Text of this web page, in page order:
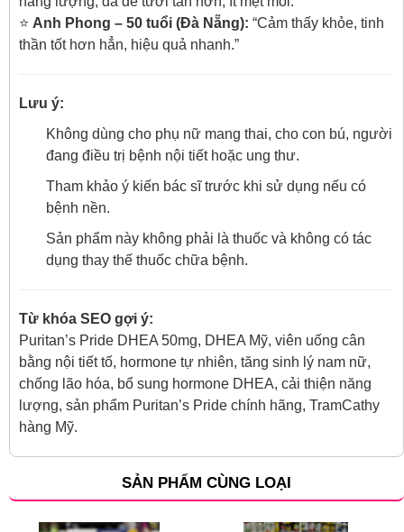
⭐ Anh Phong – 50 tuổi (Đà Nẵng): “Cảm thấy khỏe, tinh
thần tốt hơn hẳn, hiệu quả nhanh.”
Lưu ý:
Không dùng cho phụ nữ mang thai, cho con bú, người
đang điều trị bệnh nội tiết hoặc ung thư.
Tham khảo ý kiến bác sĩ trước khi sử dụng nếu có
bệnh nền.
Sản phẩm này không phải là thuốc và không có tác
dụng thay thế thuốc chữa bệnh.
Từ khóa SEO gợi ý:
Puritan’s Pride DHEA 50mg, DHEA Mỹ, viên uống cân
bằng nội tiết tố, hormone tự nhiên, tăng sinh lý nam nữ,
chống lão hóa, bổ sung hormone DHEA, cải thiện năng
lượng, sản phẩm Puritan’s Pride chính hãng, TramCathy
hàng Mỹ.
SẢN PHẨM CÙNG LOẠI